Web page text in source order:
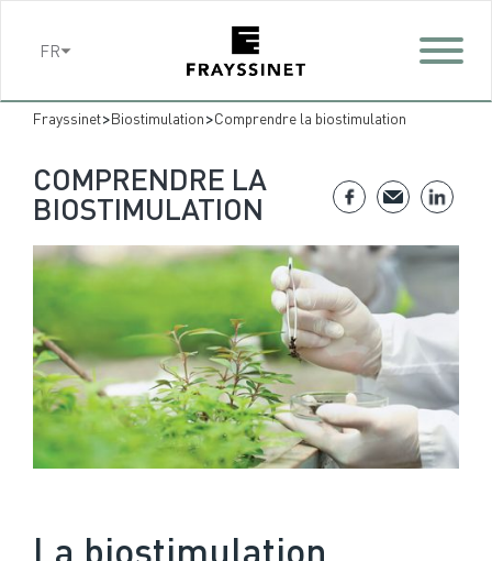
FR
Frayssinet>Biostimulation>Comprendre la biostimulation
COMPRENDRE LA
BIOSTIMULATION
La biostimulation